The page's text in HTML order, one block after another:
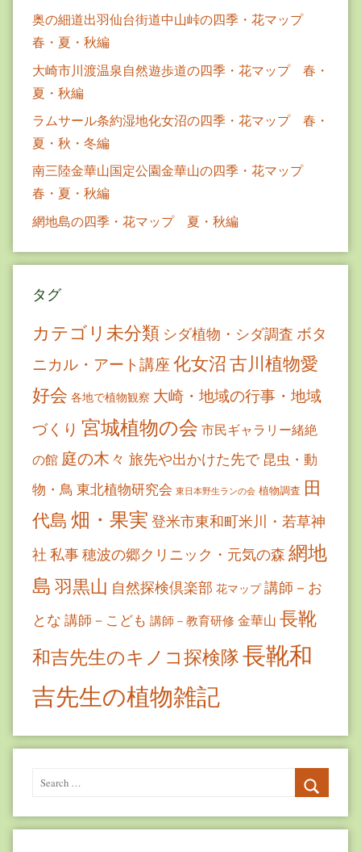
奥の細道出羽仙台街道中山峠の四季・花マップ
春・夏・秋編
大崎市川渡温泉自然遊歩道の四季・花マップ 春・
夏・秋編
ラムサール条約湿地化女沼の四季・花マップ 春・
夏・秋・冬編
南三陸金華山国定公園金華山の四季・花マップ
春・夏・秋編
網地島の四季・花マップ 夏・秋編
タグ
カテゴリ未分類 シダ植物・シダ調査 ボタ
ニカル・アート講座 化女沼古川植物愛
好会 各地で植物観察 大崎・地域の行事・地域
づくり 宮城植物の会 市民ギャラリー緒絶
の館 庭の木々 旅先や出かけた先で 昆虫・動
物・鳥 東北植物研究会 東日本野生ランの会 植物調査 田
代島 畑・果実 登米市東和町米川・若草神
社 私事穂波の郷クリニック・元気の森 網地
島 羽黒山 自然探検倶楽部 花マップ 講師－お
とな 講師－こども 講師－教育研修 金華山 長靴
和吉先生のキノコ探検隊長靴和
吉先生の植物雑記
Search